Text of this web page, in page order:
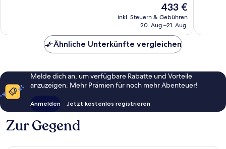
Der
Preis
beträgt
433 €
inkl. Steuern & Gebühren
20. Aug.–21. Aug.
Ähnliche Unterkünfte vergleichen
Melde dich an, um verfügbare Rabatte und Vorteile
anzuzeigen. Mehr Prämien für noch mehr Abenteuer!
Anmelden Jetzt kostenlos registrieren
Zur Gegend